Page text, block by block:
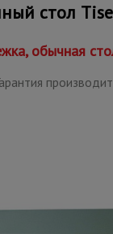
брезенты
стол
обычная